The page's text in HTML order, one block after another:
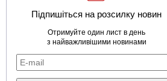
Підпишіться на розсилку новин
Отримуйте один лист в день
з найважливішими новинами